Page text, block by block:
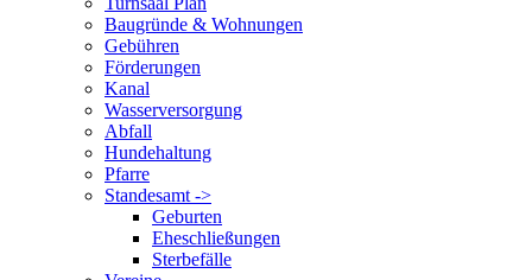
Baugründe & Wohnungen
Gebühren
Förderungen
Kanal
Wasserversorgung
Abfall
Hundehaltung
Pfarre
Standesamt ->
Geburten
Eheschließungen
Sterbefälle